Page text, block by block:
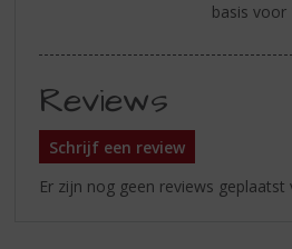
basis voor
Reviews
Schrijf een review
Er zijn nog geen reviews